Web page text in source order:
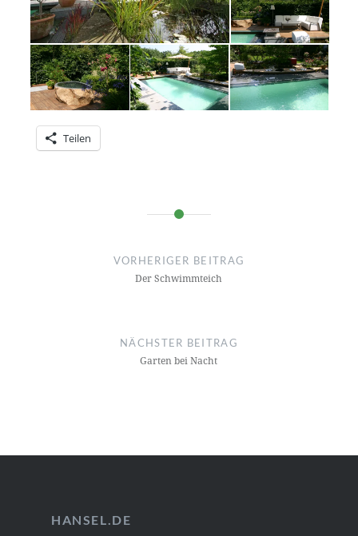
Teilen
Beitragsnavigation
VORHERIGER BEITRAG
Der Schwimmteich
NÄCHSTER BEITRAG
Garten bei Nacht
HANSEL.DE